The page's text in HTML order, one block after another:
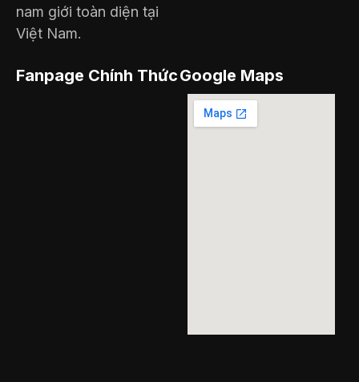
nam giới toàn diện tại
Việt Nam.
Fanpage Chính ThứcGoogle Maps